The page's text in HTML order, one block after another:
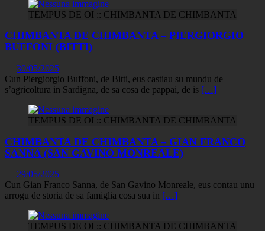
TEMPUS DE OI :: CHIMBANTA DE CHIMBANTA
CHIMBANTA DE CHIMBANTA – PIERGIORGIO
BUFFONI (BITTI)
30/05/2025
Cun Piergiorgio Buffoni, de Bitti, eus castiau su mundu de
s’agricoltura in Sardigna, de sa cosa de pappai, de is […]
TEMPUS DE OI :: CHIMBANTA DE CHIMBANTA
CHIMBANTA DE CHIMBANTA – GIAN FRANCO
SANNA (SAN GAVINO MONREALE)
29/05/2025
Cun Gian Franco Sanna, de San Gavino Monreale, eus contau unu
arrogu de storia de sa famiglia cosa sua in […]
TEMPUS DE OI :: CHIMBANTA DE CHIMBANTA